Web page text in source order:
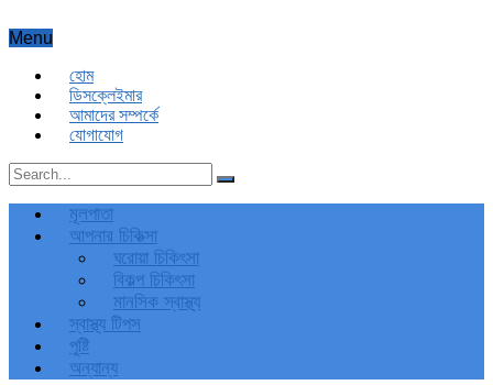
Menu
হোম
ডিসক্লেইমার
আমাদের সম্পর্কে
যোগাযোগ
মূলপাতা
আপনার চিকিত্‍সা
ঘরোয়া চিকিৎসা
বিকল্প চিকিৎসা
মানসিক স্বাস্থ্য
স্বাস্থ্য টিপস
পুষ্টি
অন্যান্য